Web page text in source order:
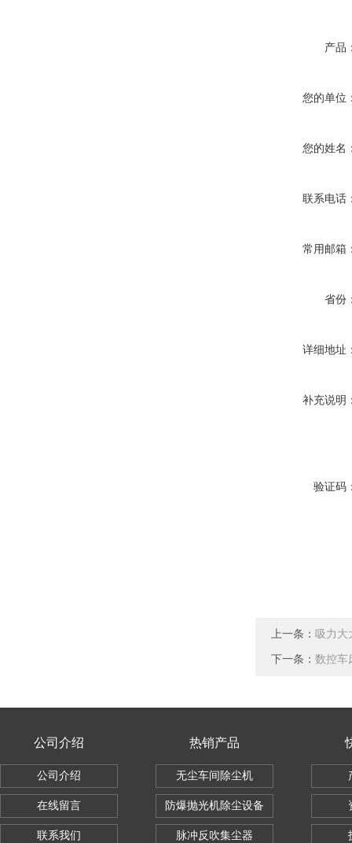
产品
您的单位
您的姓名
联系电话
常用邮箱
省份
详细地址
补充说明
验证码
上一条： 吸力大
下一条： 数控车
公司介绍
公司介绍
在线留言
联系我们
热销产品
无尘车间除尘机
防爆抛光机除尘设备
脉冲反吹集尘器